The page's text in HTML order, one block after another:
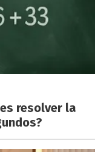
resolver la